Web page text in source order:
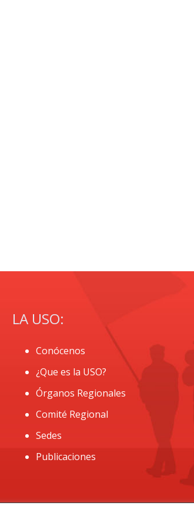
LA USO:
Conócenos
¿Que es la USO?
Órganos Regionales
Comité Regional
Sedes
Publicaciones